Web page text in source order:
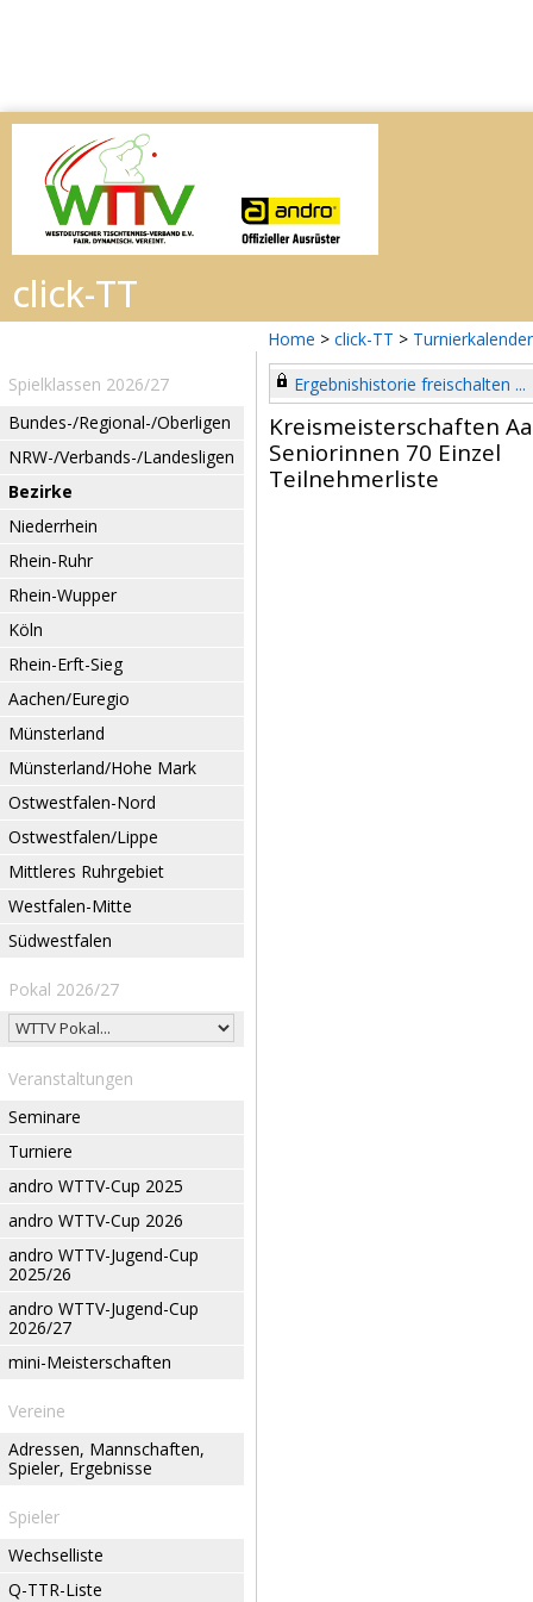
Home > click-TT > Turnierkalender
Spielklassen 2026/27
Bundes-/Regional-/Oberligen
NRW-/Verbands-/Landesligen
Bezirke
Niederrhein
Rhein-Ruhr
Rhein-Wupper
Köln
Rhein-Erft-Sieg
Aachen/Euregio
Münsterland
Münsterland/Hohe Mark
Ostwestfalen-Nord
Ostwestfalen/Lippe
Mittleres Ruhrgebiet
Westfalen-Mitte
Südwestfalen
Pokal 2026/27
Veranstaltungen
Seminare
Turniere
andro WTTV-Cup 2025
andro WTTV-Cup 2026
andro WTTV-Jugend-Cup
2025/26
andro WTTV-Jugend-Cup
2026/27
mini-Meisterschaften
Vereine
Adressen, Mannschaften,
Spieler, Ergebnisse
Spieler
Wechselliste
Q-TTR-Liste
Ergebnishistorie freischalten ...
Kreismeisterschaften
Seniorinnen 70 Einzel
Teilnehmerliste